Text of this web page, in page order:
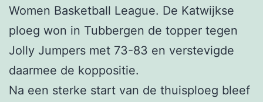
Women Basketball League. De Katwijkse
ploeg won in Tubbergen de topper tegen
Jolly Jumpers met 73-83 en verstevigde
daarmee de koppositie.
Na een sterke start van de thuisploeg bleef